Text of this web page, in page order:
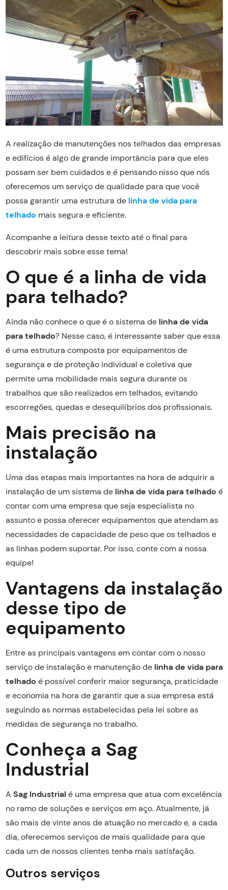
A realização de manutenções nos telhados das empresas
e edifícios é algo de grande importância para que eles
possam ser bem cuidados e é pensando nisso que nós
oferecemos um serviço de qualidade para que você
possa garantir uma estrutura de linha de vida para
telhado mais segura e eficiente.
Acompanhe a leitura desse texto até o final para
descobrir mais sobre esse tema!
O que é a linha de vida
para telhado?
Ainda não conhece o que é o sistema delinha de vida
para telhado? Nesse caso, é interessante saber que essa
é uma estrutura composta por equipamentos de
segurança e de proteção individual e coletiva que
permite uma mobilidade mais segura durante os
trabalhos que são realizados em telhados, evitando
escorregões, quedas e desequilíbrios dos profissionais.
Mais precisão na
instalação
Uma das etapas mais importantes na hora de adquirir a
instalação de um sistema delinha de vida para telhado é
contar com uma empresa que seja especialista no
assunto e possa oferecer equipamentos que atendam as
necessidades de capacidade de peso que os telhados e
as linhas podem suportar. Por isso, conte com a nossa
equipe!
Vantagens da instalação
desse tipo de
equipamento
Entre as principais vantagens em contar com o nosso
serviço de instalação e manutenção de linha de vida para
telhado é possível conferir maior segurança, praticidade
e economia na hora de garantir que a sua empresa está
seguindo as normas estabelecidas pela lei sobre as
medidas de segurança no trabalho.
Conheça a Sag
Industrial
A Sag Industrial é uma empresa que atua com excelência
no ramo de soluções e serviços em aço. Atualmente, já
são mais de vinte anos de atuação no mercado e, a cada
dia, oferecemos serviços de mais qualidade para que
cada um de nossos clientes tenha mais satisfação.
Outros serviços